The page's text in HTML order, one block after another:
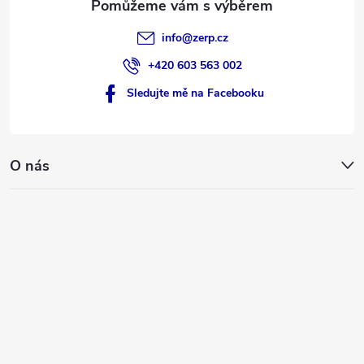
u
info@zerp.cz
+420 603 563 002
Sledujte mě na Facebooku
O nás